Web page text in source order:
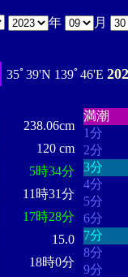
年 月
35ﾟ39'N 139ﾟ46'E
238.06cm
120 cm
5時34分
11時31分
17時28分
15.0
18時0分
満潮
1分
2分
3分
4分
5分
6分
7分
8分
9分